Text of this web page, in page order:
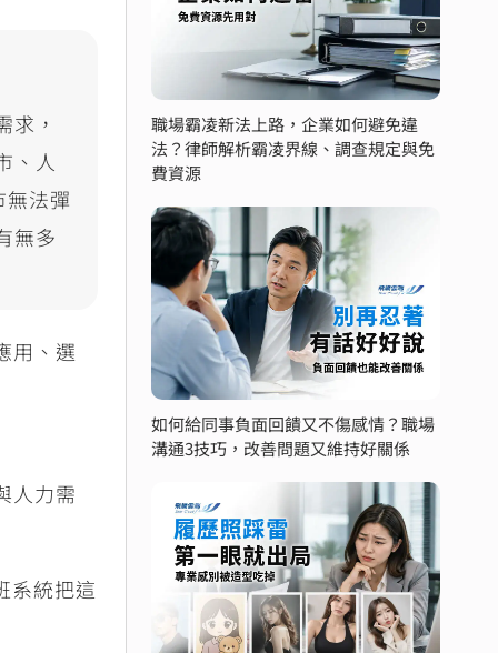
求，
、人
法彈
無多
用、選
人力需
系統把這
職場霸凌新法上路，企業如何避免違
法？律師解析霸凌界線、調查規定與免
費資源
如何給同事負面回饋又不傷感情？職場
溝通3技巧，改善問題又維持好關係